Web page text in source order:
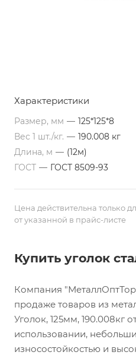
Характеристики
Размер, мм — 125*125*8
Вес 1 шт./кг. — 190.008 кг
Длина, м — (12м)
ГОСТ — ГОСТ 8509-93
Цена действительна только
от указанной в прайс-листе
Купить уголок
Компания
продаже товаров из
Уголок, 125мм, 190.008кг
использовании,
износостойкостью и